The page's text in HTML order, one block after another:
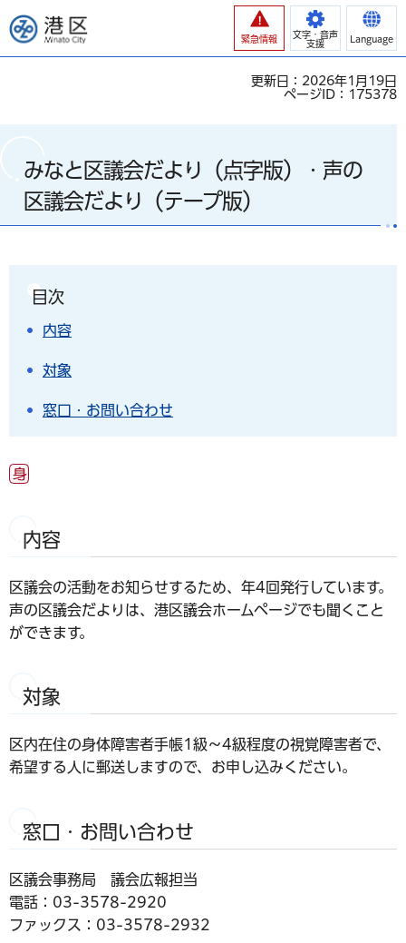
港区
緊急情報
文字・音声
支援
Language
更新日：2026年1月19日
ページID：175378
みなと区議会だより（点字版）・声の
区議会だより（テープ版）
目次
内容
対象
窓口・お問い合わせ
内容
区議会の活動をお知らせするため、年4回発行しています。
声の区議会だよりは、港区議会ホームページでも聞くこと
ができます。
対象
区内在住の身体障害者手帳1級～4級程度の視覚障害者で、
希望する人に郵送しますので、お申し込みください。
窓口・お問い合わせ
区議会事務局 議会広報担当
電話：03-3578-2920
ファックス：03-3578-2932